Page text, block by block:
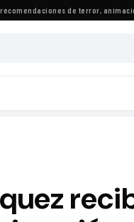
de terror, animación